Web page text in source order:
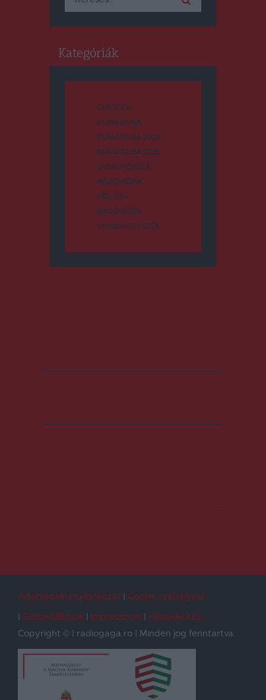
Kategóriák
CSÍKSZÉK
DUMA DUBA
DUMA DUBA 2024
DUMA DUBA 2026
GYERGYÓSZÉK
HÁROMSZÉK
HÍRLISTA
MAROSSZÉK
UDVARHELYSZÉK
Adatvédelmi nyilatkozat
Cookie szabályzat
Sütibeállítások
Impresszum
Hibajelentés
Copyright © | radiogaga.ro | Minden jog fenntartva.